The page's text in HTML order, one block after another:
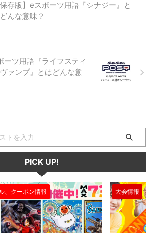
味します。
、ゲーム内
保存版】eスポーツ用語『シナジー』と
んな意味？
ーツ用語『ライフスティ
ァンプ』とはどんな意
PICK UP!
報 セール、クー